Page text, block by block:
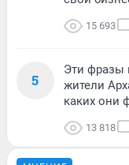
15 693
5
Эти фразы
жители
каких они
13 818